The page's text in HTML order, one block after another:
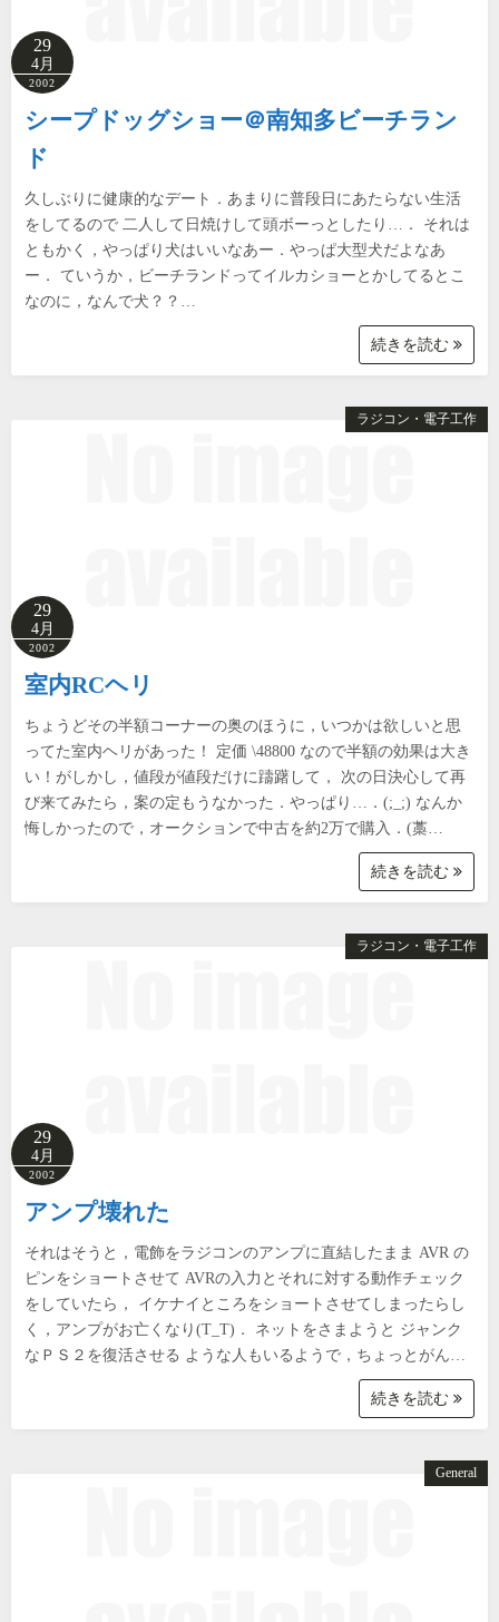
29
4月
2002
シープドッグショー＠南知多ビーチラン
ド
久しぶりに健康的なデート．あまりに普段日にあたらない生活
をしてるので 二人して日焼けして頭ボーっとしたり…． それは
ともかく，やっぱり犬はいいなあー．やっぱ大型犬だよなあ
ー． ていうか，ビーチランドってイルカショーとかしてるとこ
なのに，なんで犬？？…
続きを読む
ラジコン・電子工作
29
4月
2002
室内RCヘリ
ちょうどその半額コーナーの奥のほうに，いつかは欲しいと思
ってた室内ヘリがあった！ 定価 \48800 なので半額の効果は大き
い！がしかし，値段が値段だけに躊躇して， 次の日決心して再
び来てみたら，案の定もうなかった．やっぱり…．(;_;) なんか
悔しかったので，オークションで中古を約2万で購入．(藁…
続きを読む
ラジコン・電子工作
29
4月
2002
アンプ壊れた
それはそうと，電飾をラジコンのアンプに直結したまま AVR の
ピンをショートさせて AVRの入力とそれに対する動作チェック
をしていたら， イケナイところをショートさせてしまったらし
く，アンプがお亡くなり(T_T)． ネットをさまようと ジャンク
なＰＳ２を復活させる ような人もいるようで，ちょっとがん…
続きを読む
General